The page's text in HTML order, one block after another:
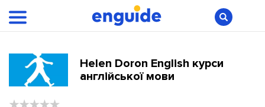
Helen Doron English курси
англійської мови